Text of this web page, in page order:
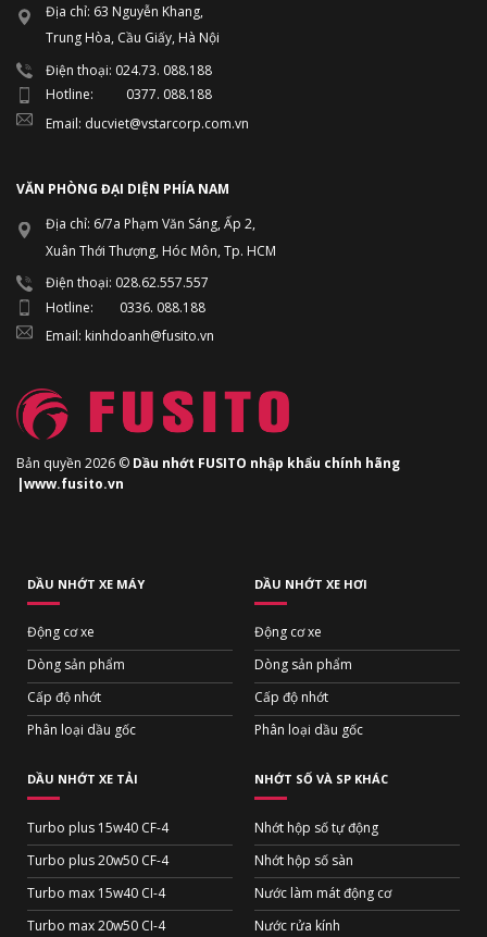
Địa chỉ: 63 Nguyễn Khang,
Trung Hòa, Cầu Giấy, Hà Nội
Điện thoại: 024.73. 088.188
Hotline: 0377. 088.188
Email: ducviet@vstarcorp.com.vn
VĂN PHÒNG ĐẠI DIỆN PHÍA NAM
Địa chỉ: 6/7a Phạm Văn Sáng, Ấp 2,
Xuân Thới Thượng, Hóc Môn, Tp. HCM
Điện thoại: 028.62.557.557
Hotline: 0336. 088.188
Email: kinhdoanh@fusito.vn
Bản quyền 2026 © Dầu nhớt FUSITO nhập khẩu chính hãng
|www.fusito.vn
DẦU NHỚT XE MÁY
Động cơ xe
Dòng sản phẩm
Cấp độ nhớt
Phân loại dầu gốc
DẦU NHỚT XE HƠI
Động cơ xe
Dòng sản phẩm
Cấp độ nhớt
Phân loại dầu gốc
DẦU NHỚT XE TẢI
Turbo plus 15w40 CF-4
Turbo plus 20w50 CF-4
Turbo max 15w40 CI-4
Turbo max 20w50 CI-4
NHỚT SỐ VÀ SP KHÁC
Nhớt hộp số tự động
Nhớt hộp số sàn
Nước làm mát động cơ
Nước rửa kính